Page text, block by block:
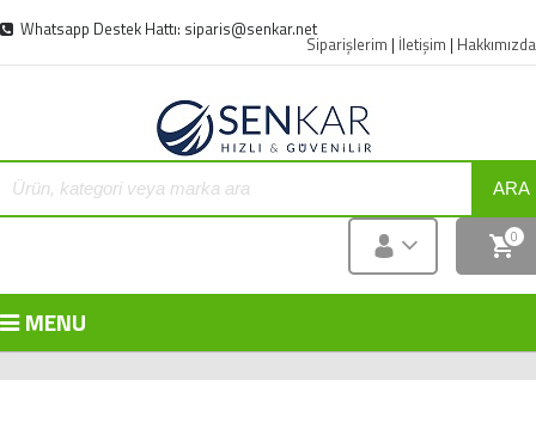
Whatsapp Destek Hattı: siparis@senkar.net
Siparişlerim | İletişim | Hakkımızda
ARA
0
MENU